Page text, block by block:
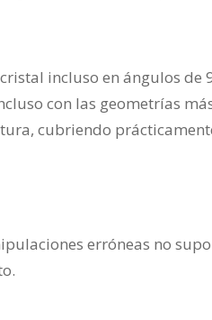
incluso en ángulos de
con las geometrías
cubriendo
erróneas no